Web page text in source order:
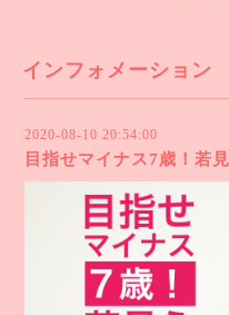
インフォメーション
2020-08-10 20:54:00
目指せマイナス7歳！若